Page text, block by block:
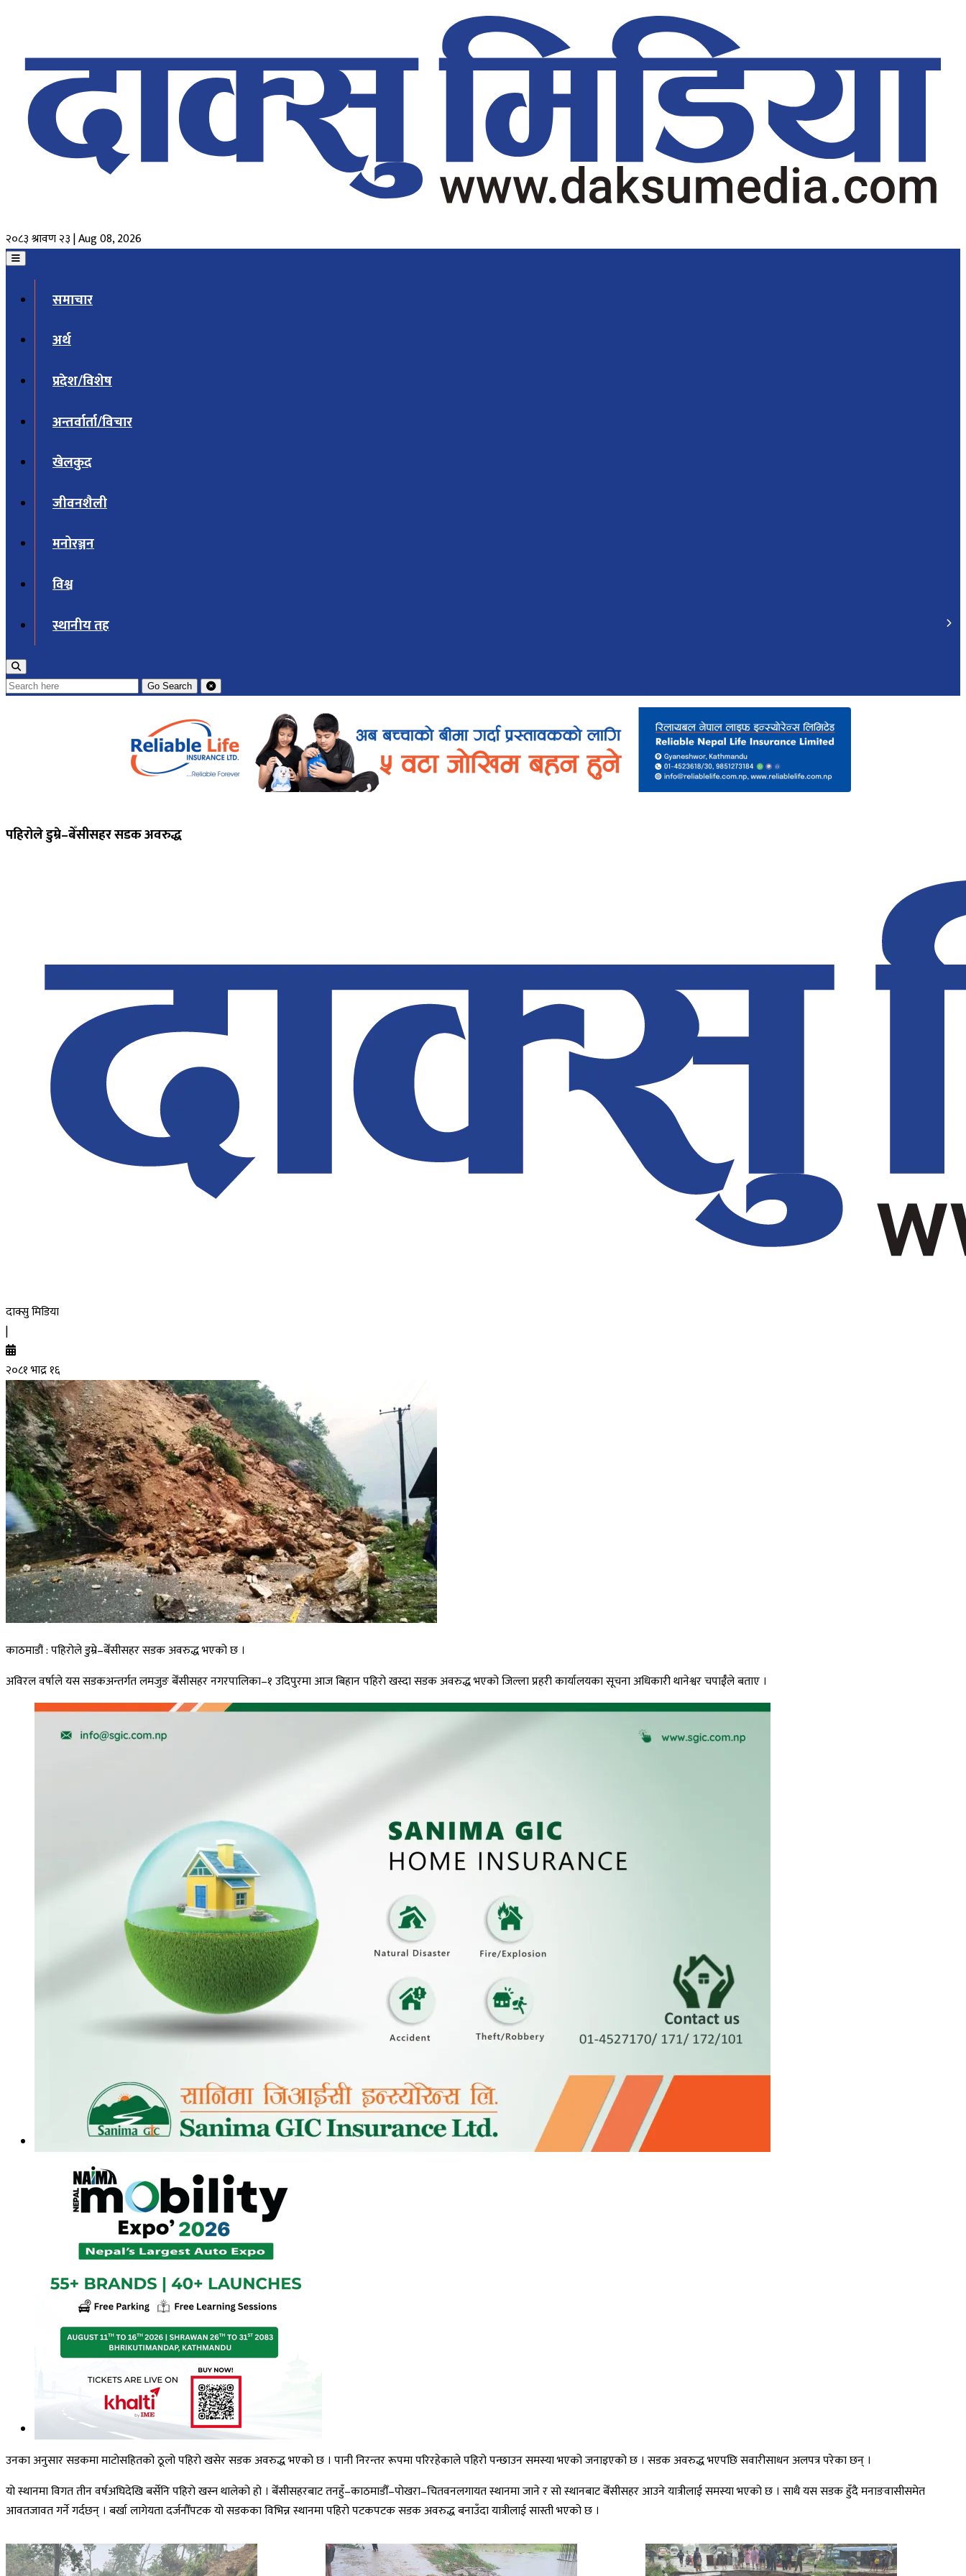
२०८३ श्रावण २३ | Aug 08, 2026
समाचार
अर्थ
प्रदेश/विशेष
अन्तर्वार्ता/विचार
खेलकुद
जीवनशैली
मनोरञ्जन
विश्व
स्थानीय तह
Go Search
पहिरोले डुम्रे–बेँसीसहर सडक अवरुद्ध
दाक्सु मिडिया
|
२०८१ भाद्र १६
काठमाडौं : पहिरोले डुम्रे–बेँसीसहर सडक अवरुद्ध भएको छ ।
अविरल वर्षाले यस सडकअन्तर्गत लमजुङ बेँसीसहर नगरपालिका–१ उदिपुरमा आज बिहान पहिरो खस्दा सडक अवरुद्ध भएको जिल्ला प्रहरी कार्यालयका सूचना अधिकारी थानेश्वर चपाईँले बताए ।
उनका अनुसार सडकमा माटोसहितको ठूलो पहिरो खसेर सडक अवरुद्ध भएको छ । पानी निरन्तर रूपमा परिरहेकाले पहिरो पन्छाउन समस्या भएको जनाइएको छ । सडक अवरुद्ध भएपछि सवारीसाधन अलपत्र परेका छन् ।
यो स्थानमा विगत तीन वर्षअघिदेखि बर्सेनि पहिरो खस्न थालेको हो । बेँसीसहरबाट तनहुँ–काठमाडौँ–पोखरा–चितवनलगायत स्थानमा जाने र सो स्थानबाट बेँसीसहर आउने यात्रीलाई समस्या भएको छ । साथै यस सडक हुँदै मनाङवासीसमेत
आवतजावत गर्ने गर्दछन् । बर्खा लागेयता दर्जनौँपटक यो सडकका विभिन्न स्थानमा पहिरो पटकपटक सडक अवरुद्ध बनाउँदा यात्रीलाई सास्ती भएको छ ।